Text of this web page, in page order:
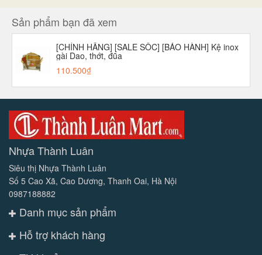
Sản phẩm bạn đã xem
[CHÍNH HÃNG] [SALE SỐC] [BẢO HÀNH] Kệ inox
gài Dao, thớt, đũa
110.500₫
Nhựa Thành Luân
Siêu thị Nhựa Thành Luân
Số 5 Cao Xã, Cao Dương, Thanh Oai, Hà Nội
0987188882
Danh mục sản phẩm
Hỗ trợ khách hàng